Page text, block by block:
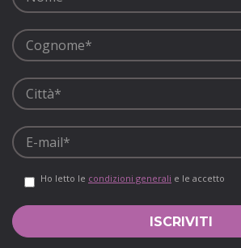
Ho letto le condizioni generali e le accetto